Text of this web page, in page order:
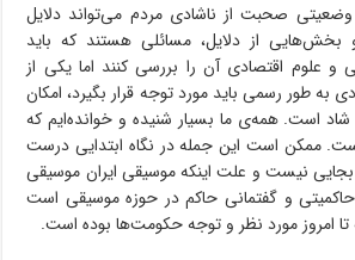
وضعیتی صحبت از ناشادی مردم می‌تواند دلایل
بخش‌هایی از دلایل، مسائلی هستند که باید
و علوم اقتصادی آن را بررسی کنند اما یکی از
به طور رسمی باید مورد توجه قرار بگیرد، امکان
شاد است. همه‌ی ما بسیار شنیده و خوانده‌ایم که
ممکن است این جمله در نگاه ابتدایی درست
بجایی نیست و علت اینکه موسیقی ایران موسیقی
و گفتمانی حاکم در حوزه موسیقی است
امروز مورد نظر و توجه حکومت‌ها بوده است.